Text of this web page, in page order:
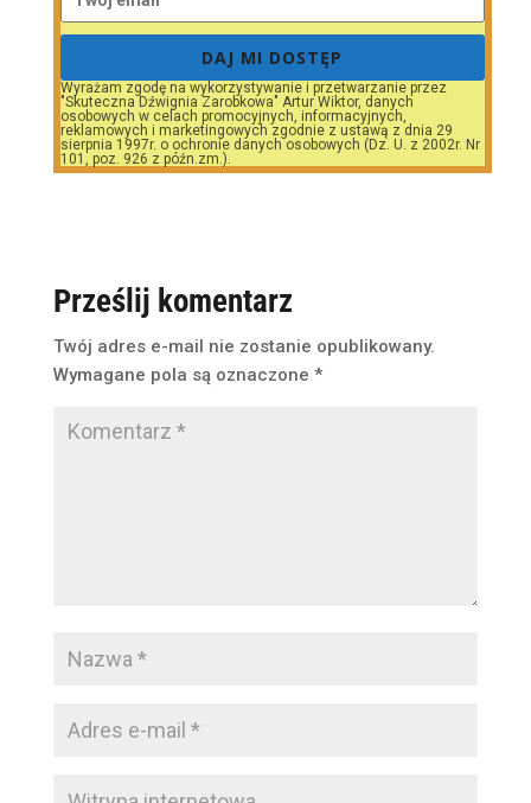
DAJ MI DOSTĘP
Wyrażam zgodę na wykorzystywanie i przetwarzanie przez
"Skuteczna Dźwignia Zarobkowa" Artur Wiktor, danych
osobowych w celach promocyjnych, informacyjnych,
reklamowych i marketingowych zgodnie z ustawą z dnia 29
sierpnia 1997r. o ochronie danych osobowych (Dz. U. z 2002r. Nr
101, poz. 926 z późn.zm.).
Prześlij komentarz
Twój adres e-mail nie zostanie opublikowany.
Wymagane pola są oznaczone *